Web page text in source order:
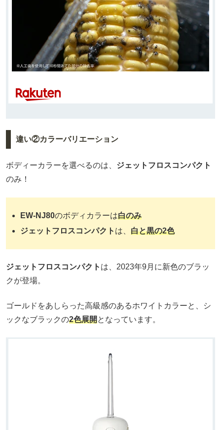
違い②カラーバリエーション
ボディーカラーを選べるのは、 ジェットフロスコンパクト
のみ！
EW-NJ80のボディカラーは白のみ
ジェットフロスコンパクト は、白と黒の2色
ジェットフロスコンパクト は、2023年9月に新色のブラッ
クが登場。
ゴールドをあしらった高級感のあるホワイトカラーと、シ
ックなブラックの2色展開となっています。